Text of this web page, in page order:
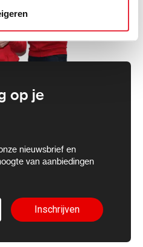
op je
nieuwsbrief en
van aanbiedingen
Inschrijven